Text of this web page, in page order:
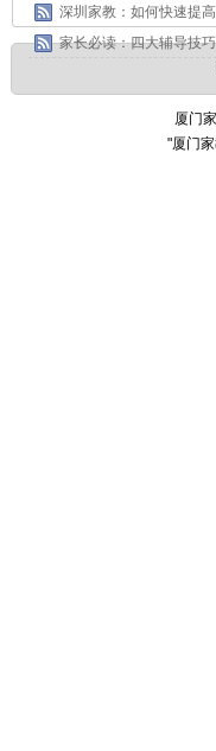
深圳家教：如何快速提
家长必读：四大辅导技
厦门
"厦门